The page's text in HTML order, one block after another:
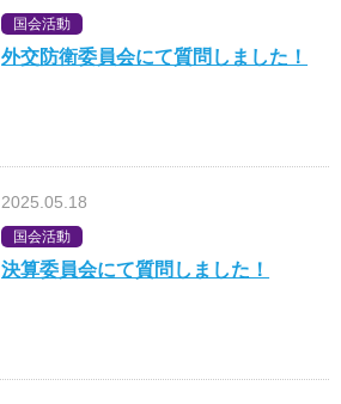
国会活動
外交防衛委員会にて質問しました！
2025.05.18
国会活動
決算委員会にて質問しました！